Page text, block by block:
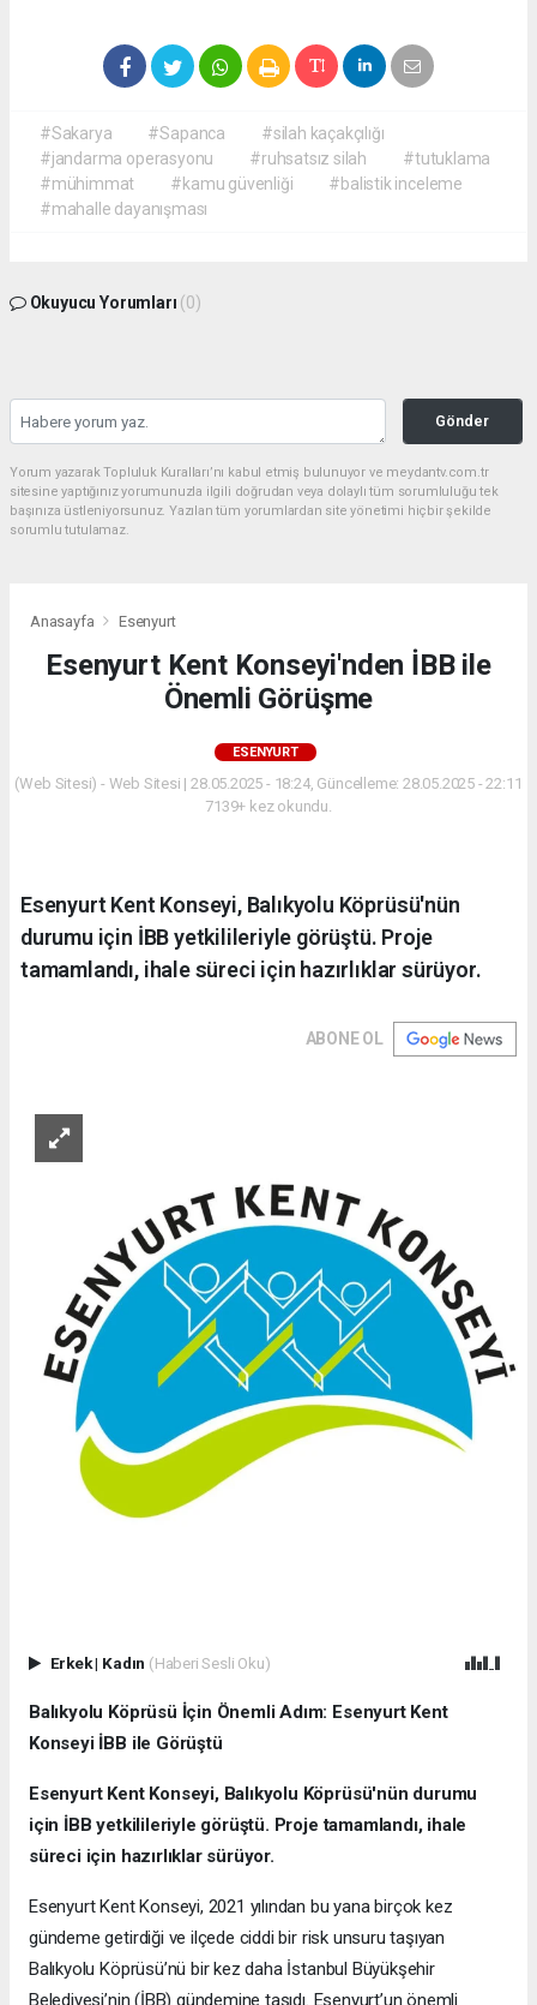
#Sakarya #Sapanca
#silah kaçakçılığı
#jandarma operasyonu
#ruhsatsız silah
#tutuklama
#mühimmat
#kamu güvenliği
#balistik inceleme
#mahalle dayanışması
Okuyucu Yorumları (0)
Gönder
Yorum yazarak Topluluk Kuralları’nı kabul etmiş bulunuyor ve meydantv.com.tr
sitesine yaptığınız yorumunuzla ilgili doğrudan veya dolaylı tüm sorumluluğu tek
başınıza üstleniyorsunuz. Yazılan tüm yorumlardan site yönetimi hiçbir şekilde
sorumlu tutulamaz.
Anasayfa Esenyurt
Esenyurt Kent Konseyi'nden İBB ile
Önemli Görüşme
ESENYURT
(Web Sitesi) - Web Sitesi | 28.05.2025 - 18:24, Güncelleme: 28.05.2025 - 22:11
7139+ kez okundu.
Esenyurt Kent Konseyi, Balıkyolu Köprüsü'nün
durumu için İBB yetkilileriyle görüştü. Proje
tamamlandı, ihale süreci için hazırlıklar sürüyor.
ABONE OL
Erkek| Kadın (Haberi Sesli Oku)
Balıkyolu Köprüsü İçin Önemli Adım: Esenyurt Kent
Konseyi İBB ile Görüştü
Esenyurt Kent Konseyi, Balıkyolu Köprüsü'nün durumu
için İBB yetkilileriyle görüştü. Proje tamamlandı, ihale
süreci için hazırlıklar sürüyor.
Esenyurt Kent Konseyi, 2021 yılından bu yana birçok kez
gündeme getirdiği ve ilçede ciddi bir risk unsuru taşıyan
Balıkyolu Köprüsü’nü bir kez daha İstanbul Büyükşehir
Belediyesi’nin (İBB) gündemine taşıdı. Esenyurt’un önemli